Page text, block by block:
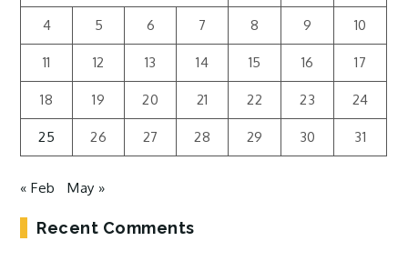
4 5 6 7 8 9 10
11 12 13 14 15 16 17
18 19 20 21 22 23 24
25 26 27 28 29 30 31
« Feb May »
Recent Comments